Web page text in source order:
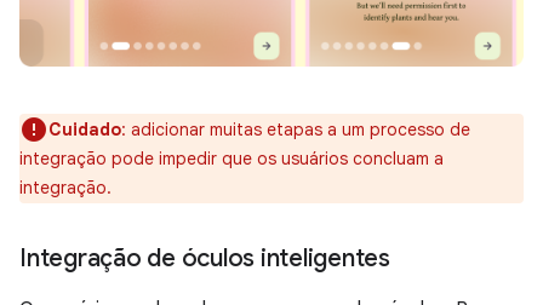
Cuidado: adicionar muitas etapas a um processo de
integração pode impedir que os usuários concluam a
integração.
Integração de óculos inteligentes